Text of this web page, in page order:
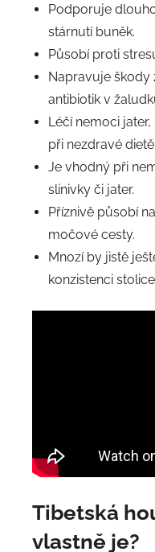
Podporuje
stárnutí buněk.
Působí proti
Napravuje škody
antibiotik v
Léčí nemoci
při nezdravé
Je vhodný při
slinivky či jater.
Příznivě působí
močové cesty.
Mnozí by jistě
konzistenci
Tibetská
vlastně je?